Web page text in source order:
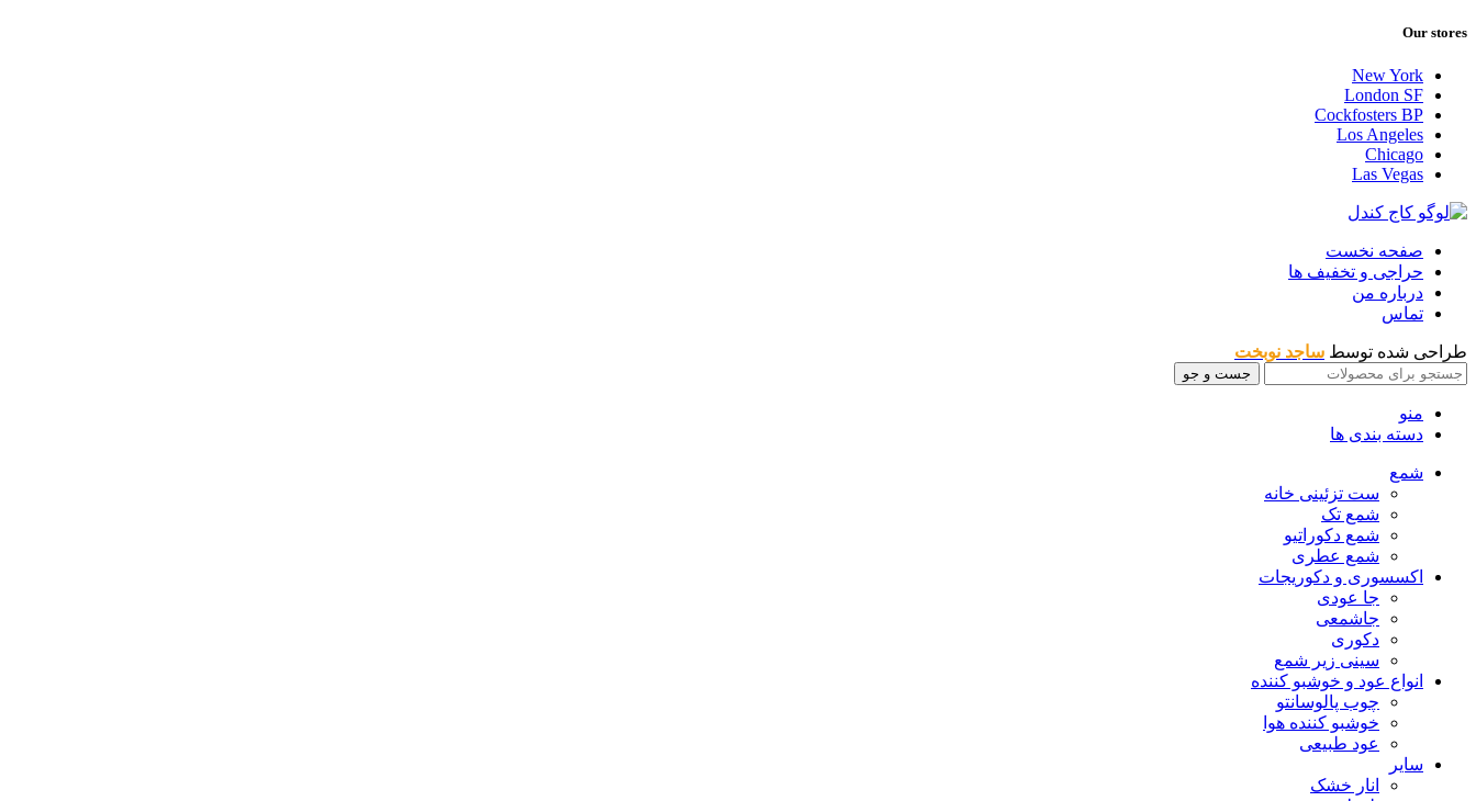
Our stores
New York
London SF
Cockfosters BP
Los Angeles
Chicago
Las Vegas
صفحه نخست
حراجی و تخفیف ها
درباره من
تماس
طراحی شده توسط ساجد نوبخت
جست و جو
منو
دسته بندی ها
شمع
ست تزئینی خانه
شمع تک
شمع دکوراتیو
شمع عطری
اکسسوری و دکوریجات
جا عودی
جاشمعی
دکوری
سینی زیر شمع
انواع عود و خوشبو کننده
چوب پالوسانتو
خوشبو کننده هوا
عود طبیعی
سایر
انار خشک